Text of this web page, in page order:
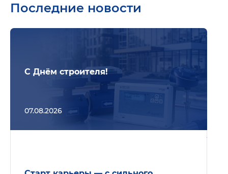
Последние новости
С Днём строителя!
07.08.2026